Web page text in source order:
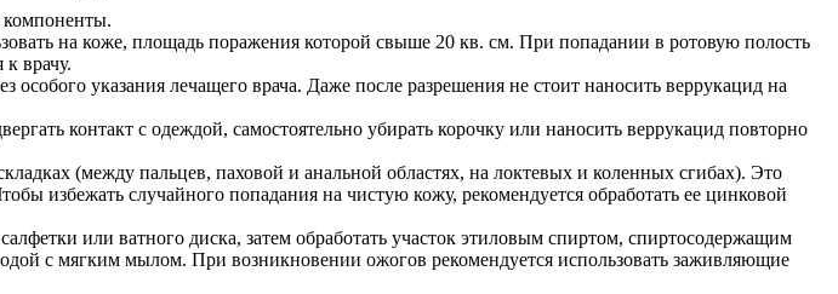
компоненты.
на коже, площадь поражения которой свыше 20 кв. см. При попадании в ротовую полость
врачу.
указания лечащего врача. Даже после разрешения не стоит наносить веррукацид на
контакт с одеждой, самостоятельно убирать корочку или наносить веррукацид повторно
(между пальцев, паховой и анальной областях, на локтевых и коленных сгибах). Это
избежать случайного попадания на чистую кожу, рекомендуется обработать ее цинковой
или ватного диска, затем обработать участок этиловым спиртом, спиртосодержащим
с мягким мылом. При возникновении ожогов рекомендуется использовать заживляющие